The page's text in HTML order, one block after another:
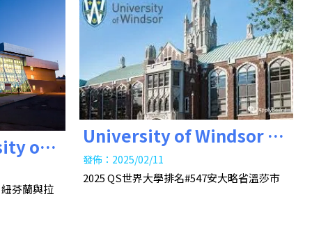
of
紀
芬蘭與拉
University of Windsor 溫
莎大學
發佈：2025/02/11
2025 QS世界大學排名#547安大略省溫莎市